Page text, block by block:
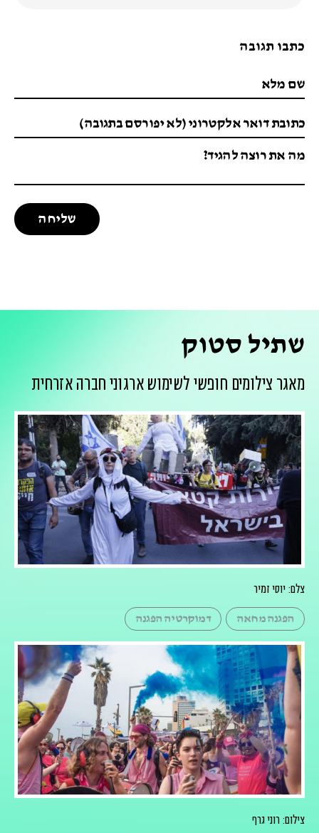
כתבו תגובה
שתיל סטוק
מאגר צילומים חופשי לשימוש ארגוני חברה אזרחית
צלם: יוסי זמיר
הפגנה מחאה דמוקרטיה הפגנה
צילום: רוני גרף